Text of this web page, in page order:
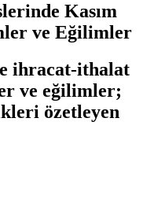
Kasım
ve Eğilimler
ihracat-ithalat
ve eğilimler;
özetleyen